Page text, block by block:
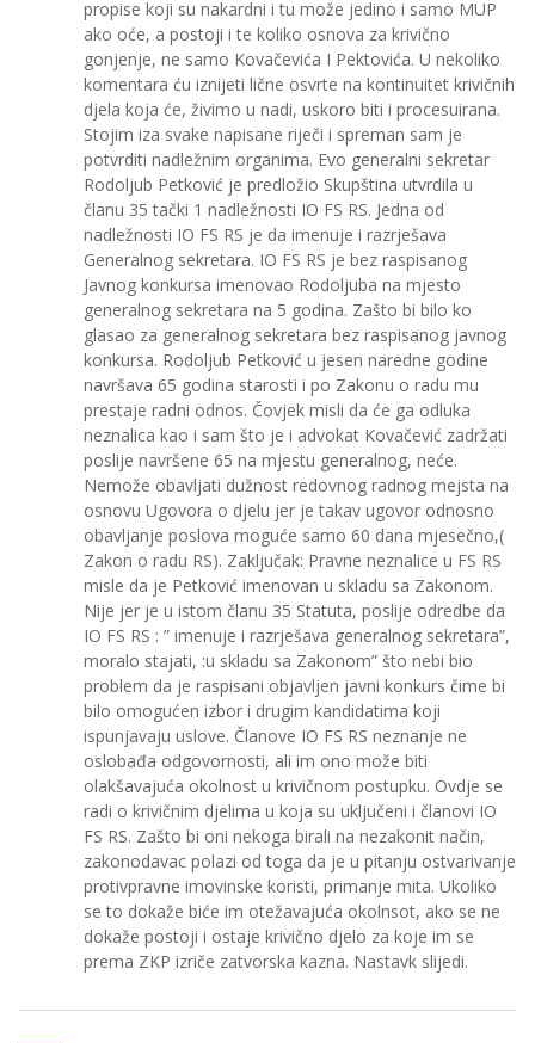
propise koji su nakardni i tu može jedino i samo MUP
ako oće, a postoji i te koliko osnova za krivično
gonjenje, ne samo Kovačevića I Pektovića. U nekoliko
komentara ću iznijeti lične osvrte na kontinuitet krivičnih
djela koja će, živimo u nadi, uskoro biti i procesuirana.
Stojim iza svake napisane riječi i spreman sam je
potvrditi nadležnim organima. Evo generalni sekretar
Rodoljub Petković je predložio Skupština utvrdila u
članu 35 tački 1 nadležnosti IO FS RS. Jedna od
nadležnosti IO FS RS je da imenuje i razrješava
Generalnog sekretara. IO FS RS je bez raspisanog
Javnog konkursa imenovao Rodoljuba na mjesto
generalnog sekretara na 5 godina. Zašto bi bilo ko
glasao za generalnog sekretara bez raspisanog javnog
konkursa. Rodoljub Petković u jesen naredne godine
navršava 65 godina starosti i po Zakonu o radu mu
prestaje radni odnos. Čovjek misli da će ga odluka
neznalica kao i sam što je i advokat Kovačević zadržati
poslije navršene 65 na mjestu generalnog, neće.
Nemože obavljati dužnost redovnog radnog mejsta na
osnovu Ugovora o djelu jer je takav ugovor odnosno
obavljanje poslova moguće samo 60 dana mjesečno,(
Zakon o radu RS). Zaključak: Pravne neznalice u FS RS
misle da je Petković imenovan u skladu sa Zakonom.
Nije jer je u istom članu 35 Statuta, poslije odredbe da
IO FS RS : ” imenuje i razrješava generalnog sekretara”,
moralo stajati, :u skladu sa Zakonom” što nebi bio
problem da je raspisani objavljen javni konkurs čime bi
bilo omogućen izbor i drugim kandidatima koji
ispunjavaju uslove. Članove IO FS RS neznanje ne
oslobađa odgovornosti, ali im ono može biti
olakšavajuća okolnost u krivičnom postupku. Ovdje se
radi o krivičnim djelima u koja su uključeni i članovi IO
FS RS. Zašto bi oni nekoga birali na nezakonit način,
zakonodavac polazi od toga da je u pitanju ostvarivanje
protivpravne imovinske koristi, primanje mita. Ukoliko
se to dokaže biće im otežavajuća okolnsot, ako se ne
dokaže postoji i ostaje krivično djelo za koje im se
prema ZKP izriče zatvorska kazna. Nastavk slijedi.